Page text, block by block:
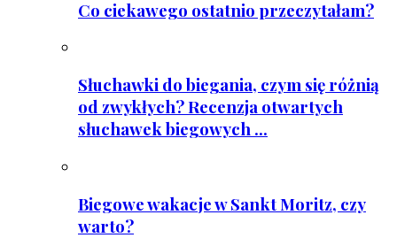
Co ciekawego ostatnio przeczytałam?
Słuchawki do biegania, czym się różnią
od zwykłych? Recenzja otwartych
słuchawek biegowych ...
Biegowe wakacje w Sankt Moritz, czy
warto?